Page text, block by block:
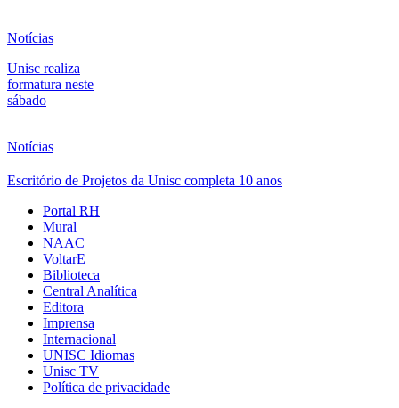
Notícias
Unisc realiza
formatura neste
sábado
Notícias
Escritório de Projetos da Unisc completa 10 anos
Portal RH
Mural
NAAC
VoltarE
Biblioteca
Central Analítica
Editora
Imprensa
Internacional
UNISC Idiomas
Unisc TV
Política de privacidade